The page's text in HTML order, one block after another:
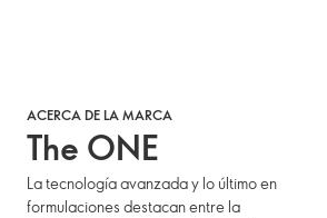
ACERCA DE LA MARCA
The ONE
La tecnología avanzada y lo último en
formulaciones destacan entre la